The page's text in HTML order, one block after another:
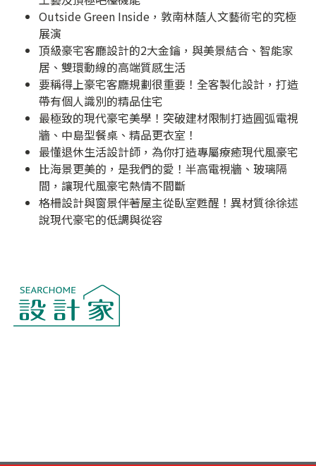
Outside Green Inside，敦南林蔭人文藝術宅的究極
展演
頂級豪宅客廳設計的2大金鑰，與美景結合、智能家
居、雙環動線的高端質感生活
要稱得上豪宅客廳規劃很重要！全客製化設計，打造
帶有個人識別的精品住宅
最極致的現代豪宅美學！突破建材限制打造圓弧電視
牆、中島型餐桌、精品更衣室！
最懂退休生活設計師，為你打造專屬療癒現代風豪宅
比海景更美的，是我們的愛！半高電視牆、玻璃隔
間，讓現代風豪宅熱情不間斷
格柵設計與窗景伴著屋主從臥室甦醒！異材質徐徐述
說現代豪宅的低調與從容